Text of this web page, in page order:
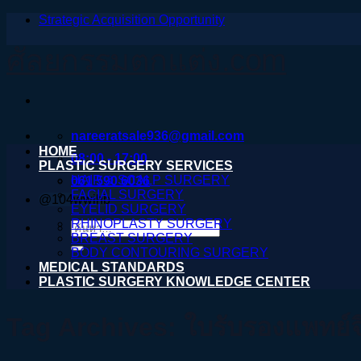
ข้าม
Strategic Acquisition Opportunity
nareeratsale936@gmail.com
08:00 - 17:00
061 590 6036
@104wwihb
ค้นหา:
HOME
PLASTIC SURGERY SERVICES
HAIR & SCALP SURGERY
FACIAL SURGERY
EYELID SURGERY
RHINOPLASTY SURGERY
BREAST SURGERY
BODY CONTOURING SURGERY
MEDICAL STANDARDS
PLASTIC SURGERY KNOWLEDGE CENTER